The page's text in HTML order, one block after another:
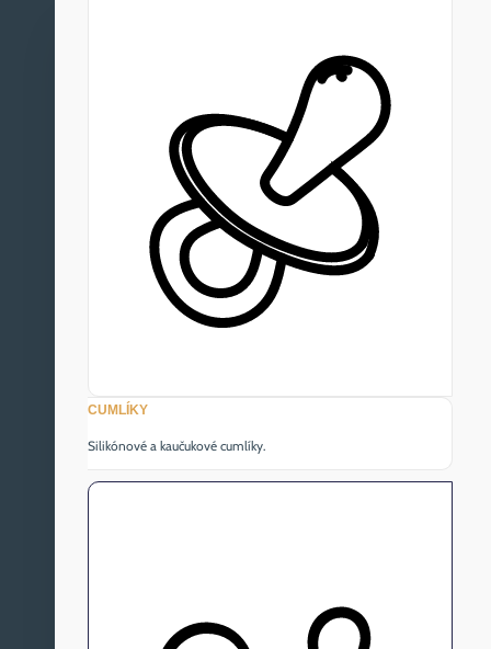
CUMLÍKY
Silikónové a kaučukové cumlíky.